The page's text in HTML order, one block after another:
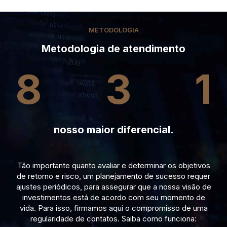
METODOLOGIA
Metodologia de atendimento
8 3 1
nosso maior diferencial.
Tão importante quanto avaliar e determinar os objetivos
de retorno e risco, um planejamento de sucesso requer
ajustes periódicos, para assegurar que a nossa visão de
investimentos está de acordo com seu momento de
vida. Para isso, firmamos aqui o compromisso de uma
regularidade de contatos. Saiba como funciona: